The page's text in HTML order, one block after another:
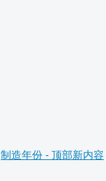
制造年份 - 顶部新内容